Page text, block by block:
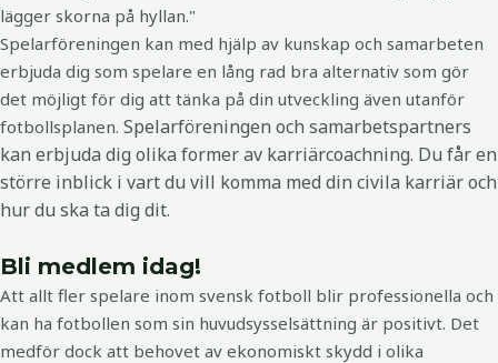
lägger skorna på hyllan."
Spelar­föreningen kan med hjälp av kunskap och samarbeten
erbjuda dig som spelare en lång rad bra alternativ som gör
det möjligt för dig att tänka på din utveckling även utanför
fotbollsplanen. Spelarföreningen och samarbetspartners
kan erbjuda dig olika former av karriärcoachning. Du får en
större inblick i vart du vill komma med din civila karriär och
hur du ska ta dig dit.
Bli medlem idag!
Att allt fler spelare inom svensk fotboll blir professionella och
kan ha fotbollen som sin huvudsysselsättning är positivt. Det
medför dock att behovet av ekonomiskt skydd i olika